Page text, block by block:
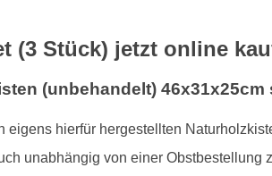
(3 Stück) jetzt online
(unbehandelt)
eigens hierfür hergestellten
unabhängig von einer